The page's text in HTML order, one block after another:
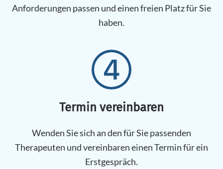
Anforderungen passen und einen freien Platz für Sie
haben.
Termin vereinbaren
Wenden Sie sich an den für Sie passenden
Therapeuten und vereinbaren einen Termin für ein
Erstgespräch.